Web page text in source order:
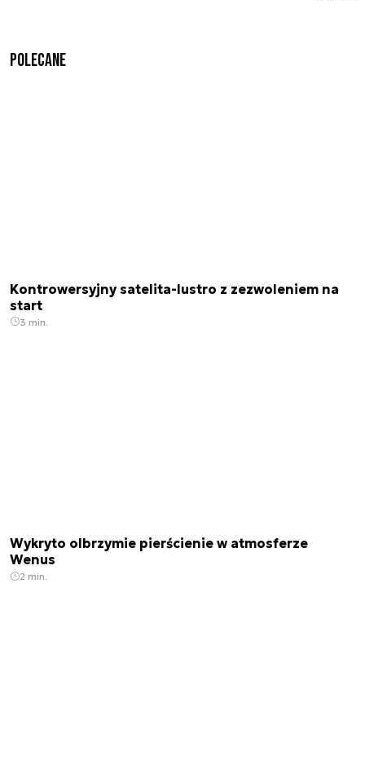
Polecane
Kontrowersyjny satelita-lustro z zezwoleniem na
start
3 min.
Wykryto olbrzymie pierścienie w atmosferze
Wenus
2 min.